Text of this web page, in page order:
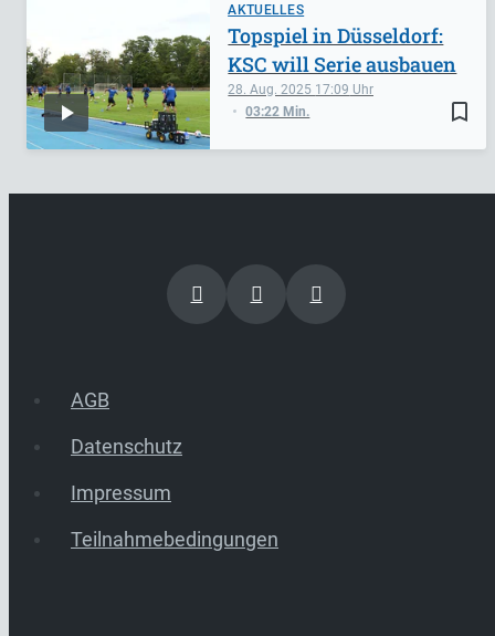
AKTUELLES
bookmark_border
28. Aug. 2025 17:09
03:22 Min.
Topspiel in Düsseldorf:
KSC will Serie ausbauen
AGB
Datenschutz
Impressum
Teilnahmebedingungen